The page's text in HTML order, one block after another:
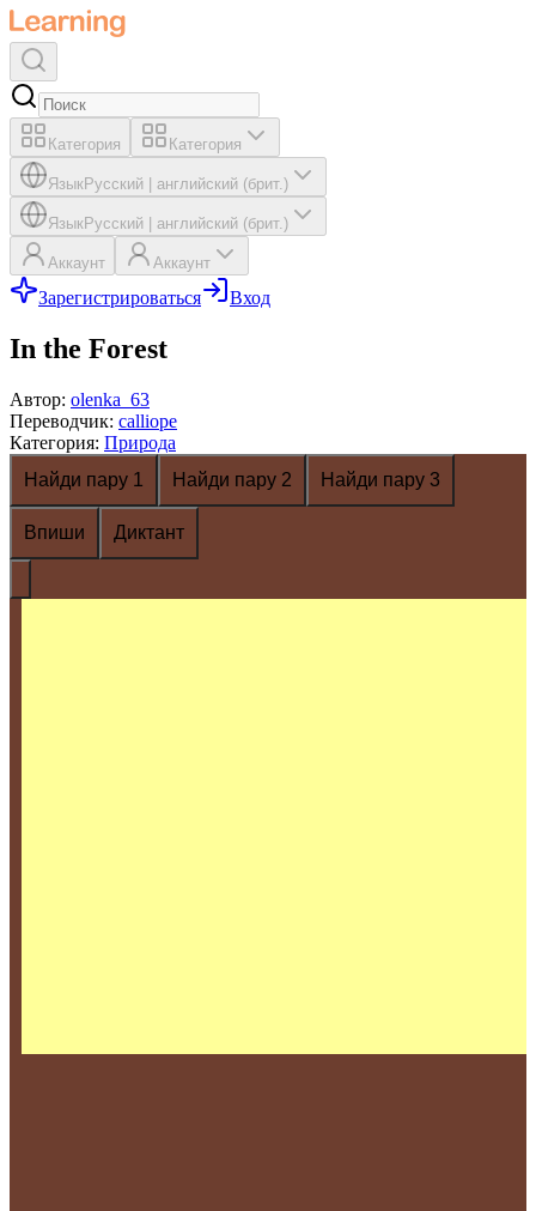
Категория Категория
ЯзыкРусский английский (брит.)
ЯзыкРусский английский (брит.)
Аккаунт Аккаунт
Зарегистрироваться Вход
In the Forest
Автор: olenka_63
Переводчик: calliope
Категория: Природа
Найди пару 1
Найди пару 2 Найди пару 3
Впиши Диктант